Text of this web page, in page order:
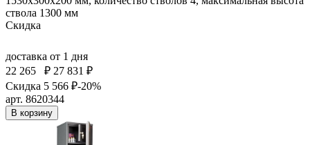
ствола 1300 мм
Скидка
доставка от 1 дня
22 265
₽ 27 831 ₽
Скидка 5 566 ₽-20%
арт. 8620344
В корзину